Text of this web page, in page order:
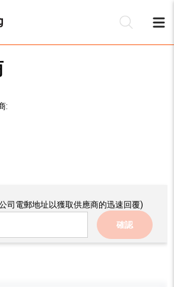
:
司電郵地址以獲取供應商的迅速回覆)
確認